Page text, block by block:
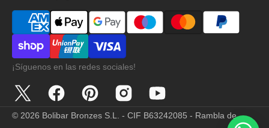
¡Síguenos en las redes sociales!
Twitter FacebookPinterest InstagramYouTube
© 2026 Bolibar Bronzes S.L. - CIF B63242085 - Rambla de